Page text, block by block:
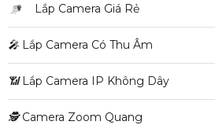
Lắp Camera Giá Rẻ
️🎤️ Lắp Camera Có Thu Âm
📶 Lắp Camera IP Không Dây
🕵️Camera Zoom Quang